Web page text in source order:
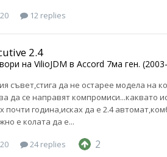
12 replies
2.4
на VilioJDM в Accord 7ма ген.
съвет,стига да не остарее модела на
да се направят компромиси...каквато
почти година,исках да е 2.4
е колата да е...
24 replies 2